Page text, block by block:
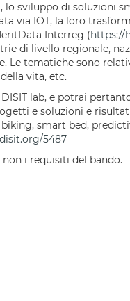
sviluppo di soluzioni
via IOT, la loro
Interreg (https://
di livello regionale,
Le tematiche sono
vita, etc.
lab, e potrai
e soluzioni e
smart bed,
5487
i requisiti del bando.